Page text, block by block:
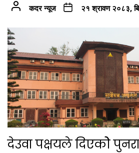
कदर न्यूज २१ श्रावण २०८३,
देउवा पक्षयले दिएकोे